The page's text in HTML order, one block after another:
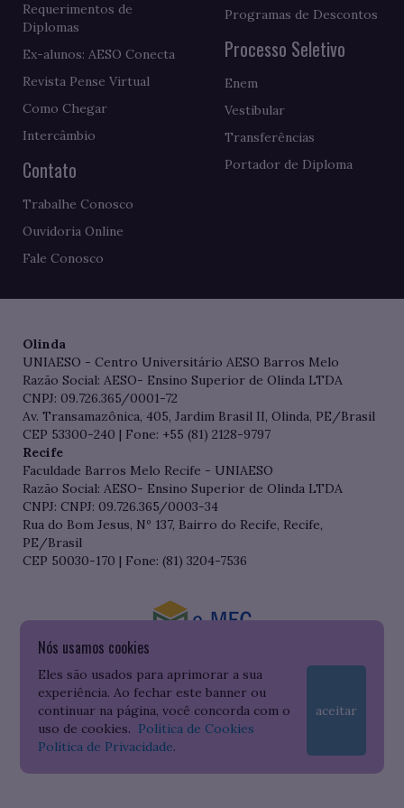
Nós usamos cookies
Eles são usados para aprimorar a sua
experiência. Ao fechar este banner ou
continuar na página, você concorda com o
uso de cookies. Política de Cookies
Política de Privacidade.
aceitar
Requerimentos de
Diplomas
Ex-alunos: AESO Conecta
Revista Pense Virtual
Como Chegar
Intercâmbio
Contato
Trabalhe Conosco
Ouvidoria Online
Fale Conosco
Programas de Descontos
Processo Seletivo
Enem
Vestibular
Transferências
Portador de Diploma
Olinda
UNIAESO - Centro Universitário AESO Barros Melo
Razão Social: AESO- Ensino Superior de Olinda LTDA
CNPJ: 09.726.365/0001-72
Av. Transamazônica, 405, Jardim Brasil II, Olinda, PE/Brasil
CEP 53300-240 | Fone: +55 (81) 2128-9797
Recife
Faculdade Barros Melo Recife - UNIAESO
Razão Social: AESO- Ensino Superior de Olinda LTDA
CNPJ: CNPJ: 09.726.365/0003-34
Rua do Bom Jesus, Nº 137, Bairro do Recife, Recife,
PE/Brasil
CEP 50030-170 | Fone: (81) 3204-7536
Consulte o cadastro da Instituição no Sistema do e-MEC